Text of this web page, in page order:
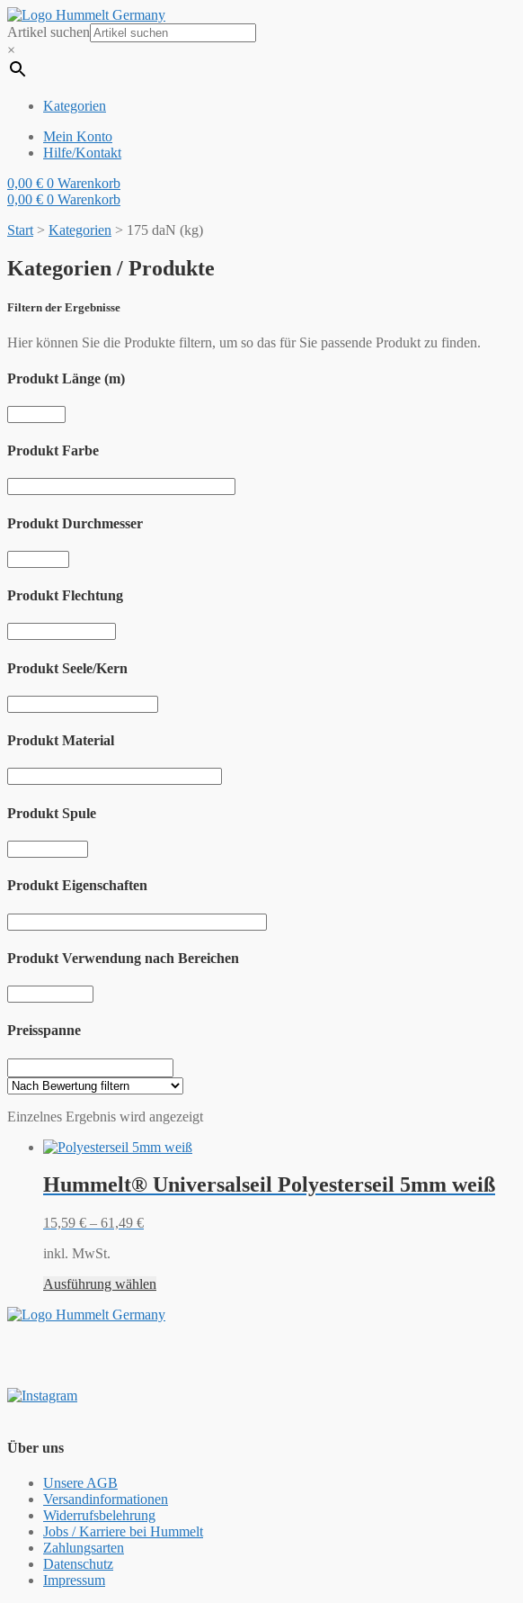
Artikel suchen
×
Kategorien
Mein Konto
Hilfe/Kontakt
0,00 € 0 Warenkorb
0,00 € 0 Warenkorb
Start > Kategorien > 175 daN (kg)
Kategorien / Produkte
Filtern der Ergebnisse
Hier können Sie die Produkte filtern, um so das für Sie passende Produkt zu finden.
Produkt Länge (m)
Produkt Farbe
Produkt Durchmesser
Produkt Flechtung
Produkt Seele/Kern
Produkt Material
Produkt Spule
Produkt Eigenschaften
Produkt Verwendung nach Bereichen
Preisspanne
Einzelnes Ergebnis wird angezeigt
Hummelt® Universalseil Polyesterseil 5mm weiß
15,59 € – 61,49 €
inkl. MwSt.
Ausführung wählen
Über uns
Unsere AGB
Versandinformationen
Widerrufsbelehrung
Jobs / Karriere bei Hummelt
Zahlungsarten
Datenschutz
Impressum